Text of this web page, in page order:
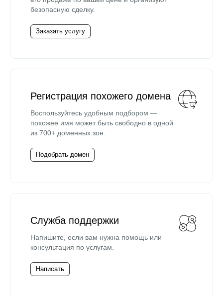
безопасную сделку.
Заказать услугу
Регистрация похожего домена
Воспользуйтесь удобным подбором —
похожее имя может быть свободно в одной
из 700+ доменных зон.
Подобрать домен
Служба поддержки
Напишите, если вам нужна помощь или
консультация по услугам.
Написать